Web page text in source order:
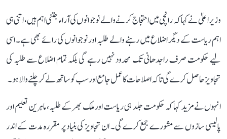
وزیر اعلیٰ نے کہا کہ رانچی میں احتجاج کرنے والے نوجوانوں کی آراء جتنی اہم ہیں، اتنی ہی
اہم ریاست کے دیگر اضلاع میں رہنے والے طلبہ اور نوجوانوں کی رائے بھی ہے۔ اسی
لیے حکومت صرف راجدھانی تک محدود نہیں رہے گی بلکہ تمام اضلاع سے طلبہ کی
تجاویز حاصل کرے گی تاکہ اصلاحات کا عمل جامع اور سب کو ساتھ لے کر چلنے والا ہو۔
انہوں نے مزید کہا کہ حکومت جلد ہی ریاست اور ملک بھر کے طلبہ، ماہرین تعلیم اور
پالیسی سازوں سے مشورے جمع کرے گی۔ ان تجاویز کی بنیاد پر مقررہ مدت کے اندر